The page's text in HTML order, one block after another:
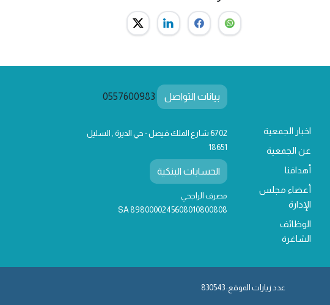
اخبار الجمعية
عن الجمعية
أهدافنا
أعضاء مجلس
الإدارة
الوظائف
الشاغرة
بيانات التواصل 0557600983
6702 شارع الملك فيصل - حي الديرة , السليل
18651
الحسابات البنكية
مصرف الراجحي
SA 8980000245608010800808
عدد زيارات الموقع: 830543